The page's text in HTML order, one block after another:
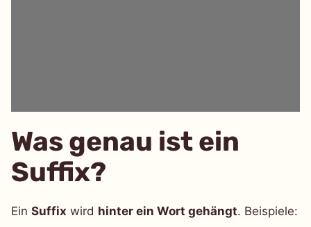
Was genau ist ein
Suffix?
Ein Suffix wird hinter ein Wort gehängt. Beispiele: